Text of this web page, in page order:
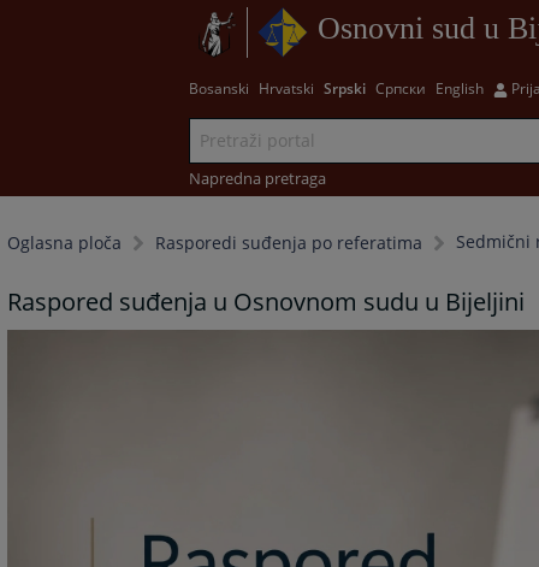
Osnovni sud u
Bosanski Hrvatski Srpski Српски English
Napredna pretraga
Oglasna ploča Rasporedi suđenja po referatima Sedmični
Raspored suđenja u Osnovnom sudu u Bijeljini